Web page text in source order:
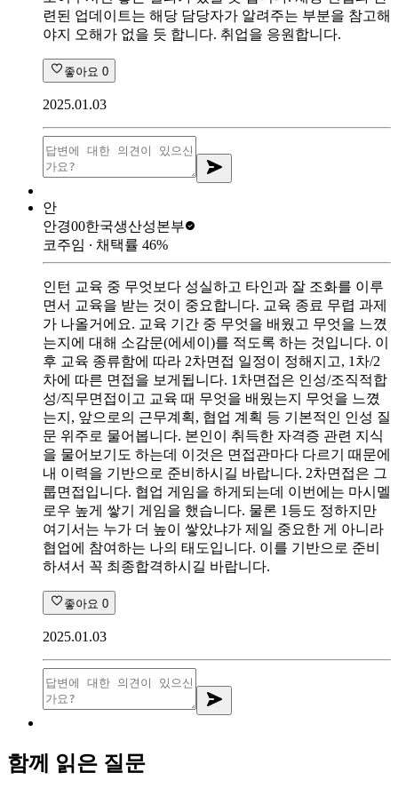
련된 업데이트는 해당 담당자가 알려주는 부분을 참고해
야지 오해가 없을 듯 합니다. 취업을 응원합니다.
좋아요 0
2025.01.03
안
안경00한국생산성본부
코주임 ∙ 채택률 46%
인턴 교육 중 무엇보다 성실하고 타인과 잘 조화를 이루
면서 교육을 받는 것이 중요합니다. 교육 종료 무렵 과제
가 나올거에요. 교육 기간 중 무엇을 배웠고 무엇을 느꼈
는지에 대해 소감문(에세이)를 적도록 하는 것입니다. 이
후 교육 종류함에 따라 2차면접 일정이 정해지고, 1차/2
차에 따른 면접을 보게됩니다. 1차면접은 인성/조직적합
성/직무면접이고 교육 때 무엇을 배웠는지 무엇을 느꼈
는지, 앞으로의 근무계획, 협업 계획 등 기본적인 인성 질
문 위주로 물어봅니다. 본인이 취득한 자격증 관련 지식
을 물어보기도 하는데 이것은 면접관마다 다르기 때문에
내 이력을 기반으로 준비하시길 바랍니다. 2차면접은 그
룹면접입니다. 협업 게임을 하게되는데 이번에는 마시멜
로우 높게 쌓기 게임을 했습니다. 물론 1등도 정하지만
여기서는 누가 더 높이 쌓았냐가 제일 중요한 게 아니라
협업에 참여하는 나의 태도입니다. 이를 기반으로 준비
하셔서 꼭 최종합격하시길 바랍니다.
좋아요 0
2025.01.03
함께 읽은 질문